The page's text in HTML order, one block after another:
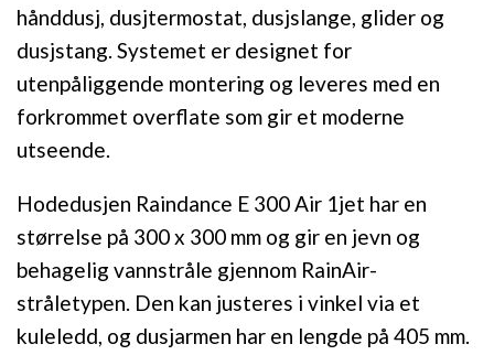
hånddusj, dusjtermostat, dusjslange, glider og
dusjstang. Systemet er designet for
utenpåliggende montering og leveres med en
forkrommet overflate som gir et moderne
utseende.
Hodedusjen Raindance E 300 Air 1jet har en
størrelse på 300 x 300 mm og gir en jevn og
behagelig vannstråle gjennom RainAir-
stråletypen. Den kan justeres i vinkel via et
kuleledd, og dusjarmen har en lengde på 405 mm.